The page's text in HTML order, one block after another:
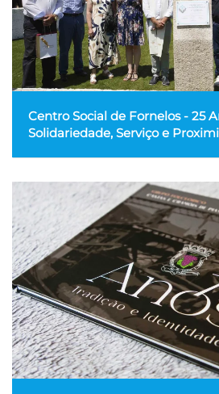
Centro Social de Fornelos - 25
Solidariedade, Serviço e